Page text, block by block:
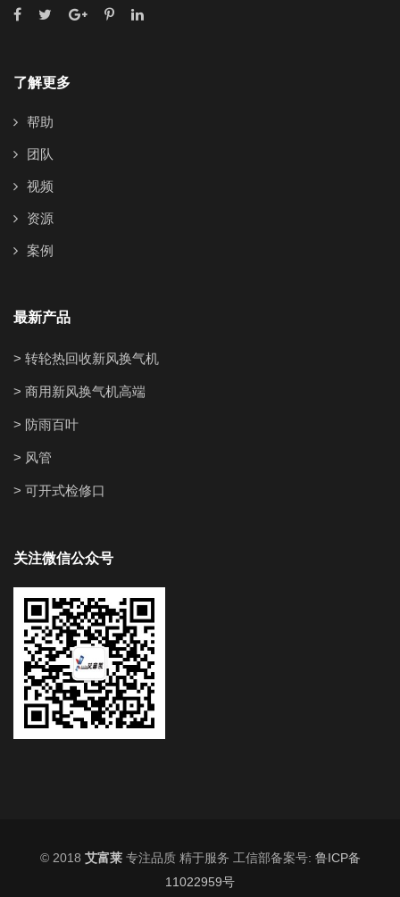
了解更多
帮助
团队
视频
资源
案例
最新产品
> 转轮热回收新风换气机
> 商用新风换气机高端
> 防雨百叶
> 风管
> 可开式检修口
关注微信公众号
© 2018 艾富莱专注品质 精于服务 工信部备案号: 鲁ICP备
11022959号